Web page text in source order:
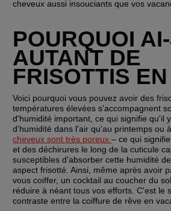
cheveux aussi insouciants que vos
POURQUOI
AUTANT DE
FRISOTTIS
Voici pourquoi vous pouvez avoir des
températures élevées s'accompagnent
d'humidité important, ce qui signifie qu'il
cheveux sont très poreux – ce qui
et des déchirures le long de la cuticule
susceptibles d'absorber cette humidité
aspect frisotté. Ainsi, même après avoir
vous coiffer, un cocktail au coucher du
réduire à néant tous vos efforts. C'est le
contraste entre la coiffure de rêve en